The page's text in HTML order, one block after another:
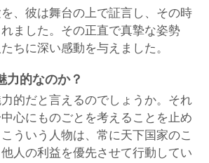
、彼は舞台の上で証言し、その時
ました。その正直で真摯な姿勢
ちに深い感動を与えました。
力的なのか？
的だと言えるのでしょうか。それ
心にものごとを考えることを止め
ういう人物は、常に天下国家のこ
人の利益を優先させて行動してい